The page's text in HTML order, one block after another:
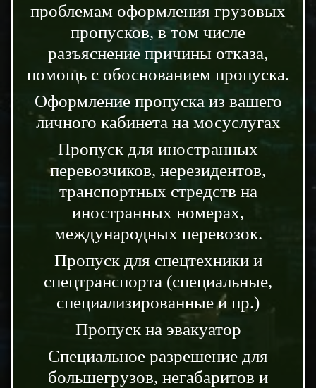
проблемам оформления грузовых
пропусков, в том числе
разъяснение причины отказа,
помощь с обоснованием пропуска.
Оформление пропуска из вашего
личного кабинета на мосуслугах
Пропуск для иностранных
перевозчиков, нерезидентов,
транспортных стредств на
иностранных номерах,
международных перевозок.
Пропуск для спецтехники и
спецтранспорта (специальные,
специализированные и пр.)
Пропуск на эвакуатор
Специальное разрешение для
большегрузов, негабаритов и